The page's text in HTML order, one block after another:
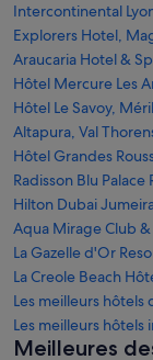
Intercontinental
Explorers Hotel,
Araucaria Hotel &
Hôtel Mercure Les
Hôtel Le Savoy,
Altapura, Val
Hôtel Grandes
Radisson Blu
Hilton Dubai
Aqua Mirage Club
La Gazelle d'Or
La Creole Beach
Les meilleurs hôtels
Les meilleurs hôtels
Meilleures